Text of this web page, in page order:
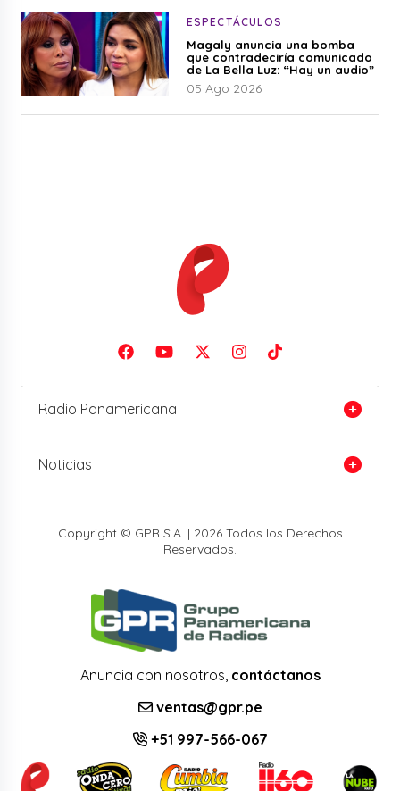
ESPECTÁCULOS
Magaly anuncia una bomba
que contradeciría comunicado
de La Bella Luz: “Hay un audio”
05 Ago 2026
Radio Panamericana
Noticias
Copyright © GPR S.A. | 2026 Todos los Derechos
Reservados.
Anuncia con nosotros, contáctanos
ventas@gpr.pe
+51 997-566-067